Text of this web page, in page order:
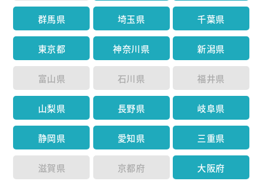
群馬県 埼玉県 千葉県
東京都 神奈川県 新潟県
富山県 石川県 福井県
山梨県 長野県 岐阜県
静岡県 愛知県 三重県
滋賀県 京都府 大阪府